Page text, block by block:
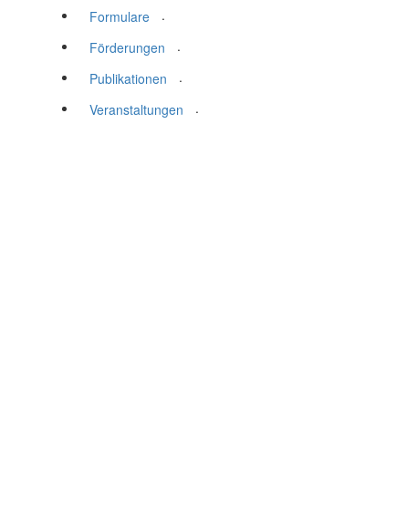
Formulare
.
Förderungen
.
Publikationen
.
Veranstaltungen
.